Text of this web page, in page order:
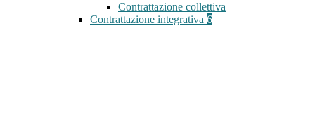
Contrattazione collettiva
Contrattazione integrativa 6